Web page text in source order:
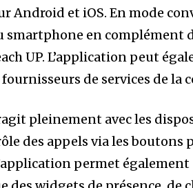
Android et iOS. En mode
smartphone en complément
UP. L’application peut
de services de la
pleinement avec les
des appels via les
permet